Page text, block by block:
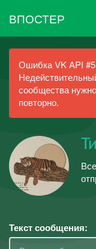
ВПОСТЕР
Ошибка VK API #5
сообщества
повторно.
Текст сообщения: